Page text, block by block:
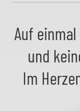
Auf
und
Im